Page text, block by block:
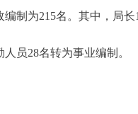
为215名。其中，局长
28名转为事业编制。